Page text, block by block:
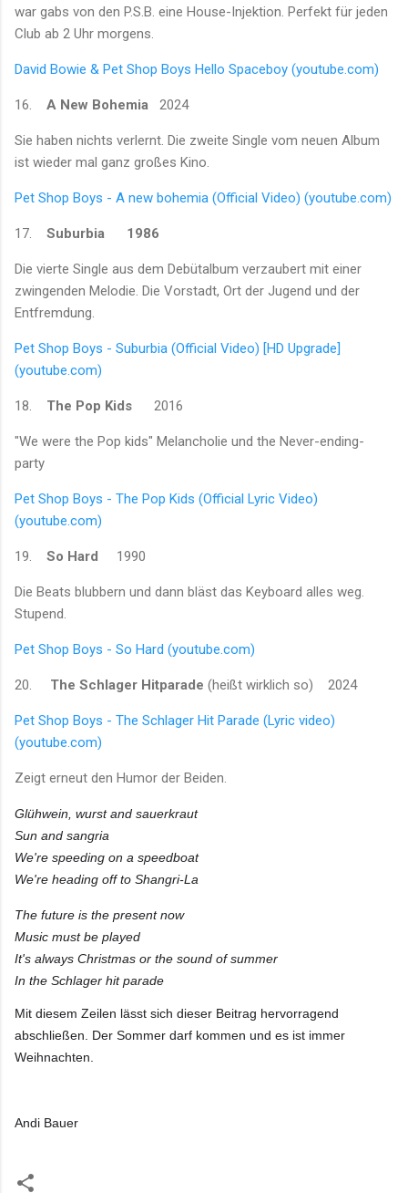
war gabs von den P.S.B. eine House-Injektion. Perfekt für jeden
Club ab 2 Uhr morgens.
David Bowie & Pet Shop Boys Hello Spaceboy (youtube.com)
16. A New Bohemia 2024
Sie haben nichts verlernt. Die zweite Single vom neuen Album
ist wieder mal ganz großes Kino.
Pet Shop Boys - A new bohemia (Official Video) (youtube.com)
17. Suburbia 1986
Die vierte Single aus dem Debütalbum verzaubert mit einer
zwingenden Melodie. Die Vorstadt, Ort der Jugend und der
Entfremdung.
Pet Shop Boys - Suburbia (Official Video) [HD Upgrade]
(youtube.com)
18. The Pop Kids 2016
"We were the Pop kids" Melancholie und the Never-ending-
party
Pet Shop Boys - The Pop Kids (Official Lyric Video)
(youtube.com)
19. So Hard 1990
Die Beats blubbern und dann bläst das Keyboard alles weg.
Stupend.
Pet Shop Boys - So Hard (youtube.com)
20. The Schlager Hitparade (heißt wirklich so) 2024
Pet Shop Boys - The Schlager Hit Parade (Lyric video)
(youtube.com)
Zeigt erneut den Humor der Beiden.
Glühwein, wurst and sauerkraut
Sun and sangria
We're speeding on a speedboat
We're heading off to Shangri-La
The future is the present now
Music must be played
It's always Christmas or the sound of summer
In the Schlager hit parade
Mit diesem Zeilen lässt sich dieser Beitrag hervorragend
abschließen. Der Sommer darf kommen und es ist immer
Weihnachten.
Andi Bauer